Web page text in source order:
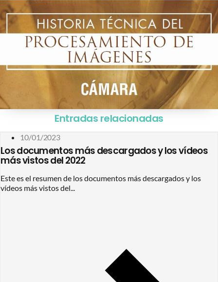
Entradas relacionadas
10/01/2023
Los documentos más descargados y los vídeos
más vistos del 2022
Este es el resumen de los documentos más descargados y los
vídeos más vistos del...